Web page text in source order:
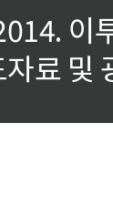
이
자료